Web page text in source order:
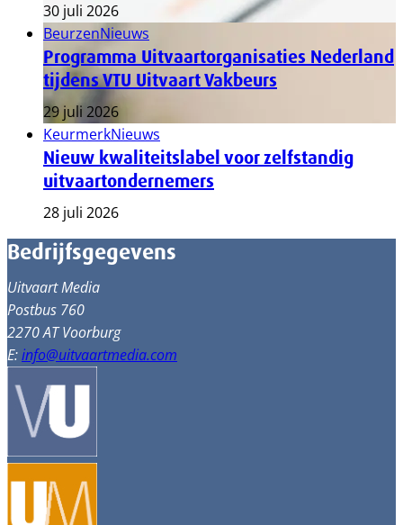
30 juli 2026
BeurzenNieuws
Programma Uitvaartorganisaties Nederland
tijdens VTU Uitvaart Vakbeurs
29 juli 2026
KeurmerkNieuws
Nieuw kwaliteitslabel voor zelfstandig
uitvaartondernemers
28 juli 2026
Bedrijfsgegevens
Uitvaart Media
Postbus 760
2270 AT Voorburg
E:info@uitvaartmedia.com